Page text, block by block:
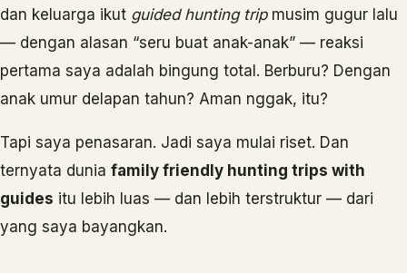
dan keluarga ikut guided hunting tripmusim gugur lalu
— dengan alasan “seru buat anak-anak” — reaksi
pertama saya adalah bingung total. Berburu? Dengan
anak umur delapan tahun? Aman nggak, itu?
Tapi saya penasaran. Jadi saya mulai riset. Dan
ternyata dunia family friendly hunting trips with
guides itu lebih luas — dan lebih terstruktur — dari
yang saya bayangkan.